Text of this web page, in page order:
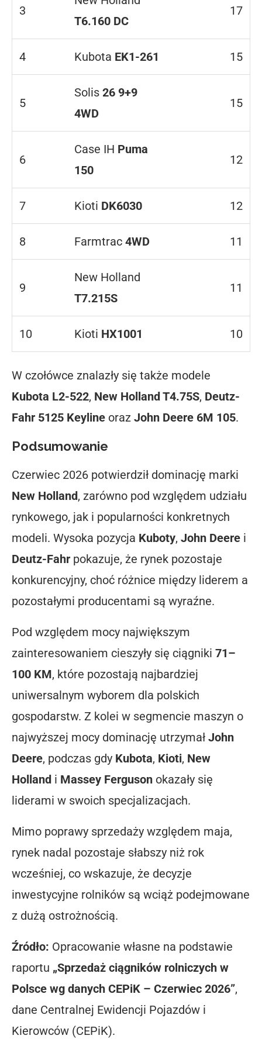
3
T6.160 DC
17
4 Kubota EK1-261 15
5
Solis 26 9+9
4WD
15
6
Case IH Puma
150
12
7 Kioti DK6030 12
8 Farmtrac 4WD 11
9
New Holland
T7.215S
11
10 Kioti HX1001 10
W czołówce znalazły się także modele
Kubota L2-522, New Holland T4.75S, Deutz-
Fahr 5125 Keyline oraz John Deere 6M 105.
Podsumowanie
Czerwiec 2026 potwierdził dominację marki
New Holland, zarówno pod względem udziału
rynkowego, jak i popularności konkretnych
modeli. Wysoka pozycja Kuboty, John Deere i
Deutz-Fahr pokazuje, że rynek pozostaje
konkurencyjny, choć różnice między liderem a
pozostałymi producentami są wyraźne.
Pod względem mocy największym
zainteresowaniem cieszyły się ciągniki 71–
100 KM, które pozostają najbardziej
uniwersalnym wyborem dla polskich
gospodarstw. Z kolei w segmencie maszyn o
najwyższej mocy dominację utrzymał John
Deere, podczas gdy Kubota, Kioti, New
Holland i Massey Ferguson okazały się
liderami w swoich specjalizacjach.
Mimo poprawy sprzedaży względem maja,
rynek nadal pozostaje słabszy niż rok
wcześniej, co wskazuje, że decyzje
inwestycyjne rolników są wciąż podejmowane
z dużą ostrożnością.
Źródło: Opracowanie własne na podstawie
raportu „Sprzedaż ciągników rolniczych w
Polsce wg danych CEPiK – Czerwiec 2026”,
dane Centralnej Ewidencji Pojazdów i
Kierowców (CEPiK).